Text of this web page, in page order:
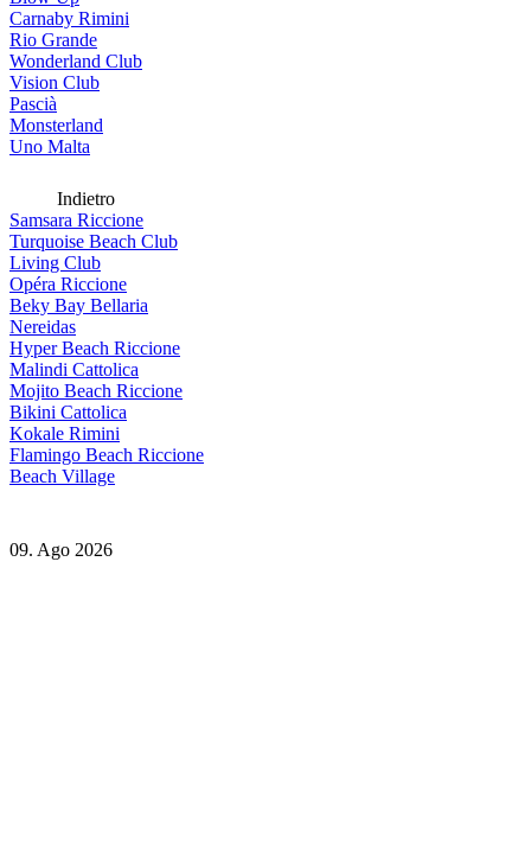
Carnaby Rimini
Rio Grande
Wonderland Club
Vision Club
Pascià
Monsterland
Uno Malta
Indietro
Samsara Riccione
Turquoise Beach Club
Living Club
Opéra Riccione
Beky Bay Bellaria
Nereidas
Hyper Beach Riccione
Malindi Cattolica
Mojito Beach Riccione
Bikini Cattolica
Kokale Rimini
Flamingo Beach Riccione
Beach Village
09. Ago 2026